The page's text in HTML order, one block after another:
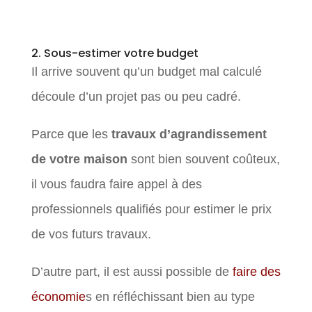
2. Sous-estimer votre budget
Il arrive souvent qu’un budget mal calculé
découle d’un projet pas ou peu cadré.
Parce que les travaux d’agrandissement
de votre maison sont bien souvent coûteux,
il vous faudra faire appel à des
professionnels qualifiés pour estimer le prix
de vos futurs travaux.
D’autre part, il est aussi possible de faire des
économies en réfléchissant bien au type